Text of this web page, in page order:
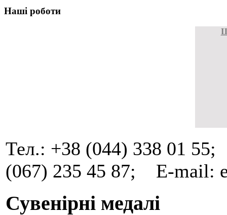
Наші роботи
Тел.: +38 (044) 338 01
(067) 235 45 87; E-mail:
Сувенірні медалі